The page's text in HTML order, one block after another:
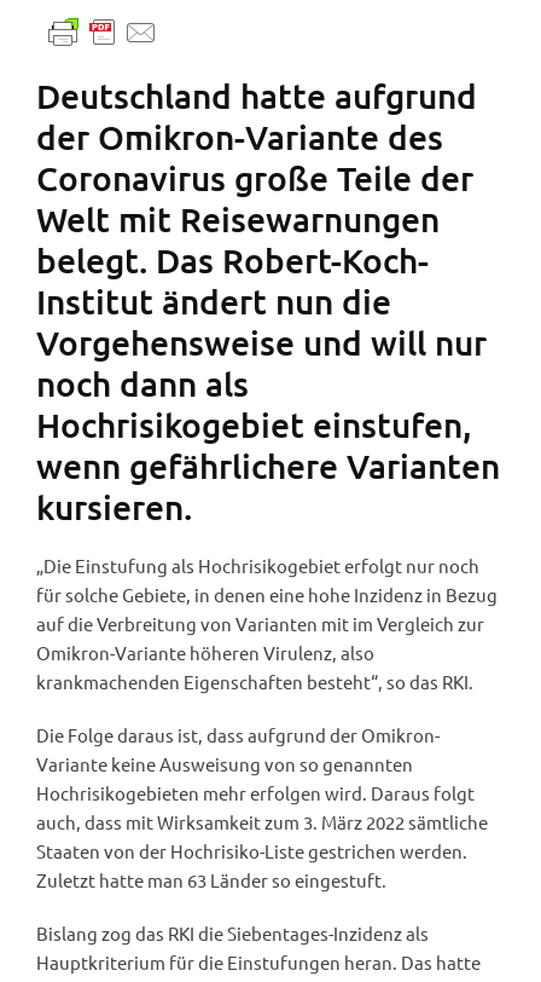
Deutschland hatte aufgrund
der Omikron-Variante des
Coronavirus große Teile der
Welt mit Reisewarnungen
belegt. Das Robert-Koch-
Institut ändert nun die
Vorgehensweise und will nur
noch dann als
Hochrisikogebiet einstufen,
wenn gefährlichere Varianten
kursieren.
„Die Einstufung als Hochrisikogebiet erfolgt nur noch
für solche Gebiete, in denen eine hohe Inzidenz in Bezug
auf die Verbreitung von Varianten mit im Vergleich zur
Omikron-Variante höheren Virulenz, also
krankmachenden Eigenschaften besteht“, so das RKI.
Die Folge daraus ist, dass aufgrund der Omikron-
Variante keine Ausweisung von so genannten
Hochrisikogebieten mehr erfolgen wird. Daraus folgt
auch, dass mit Wirksamkeit zum 3. März 2022 sämtliche
Staaten von der Hochrisiko-Liste gestrichen werden.
Zuletzt hatte man 63 Länder so eingestuft.
Bislang zog das RKI die Siebentages-Inzidenz als
Hauptkriterium für die Einstufungen heran. Das hatte